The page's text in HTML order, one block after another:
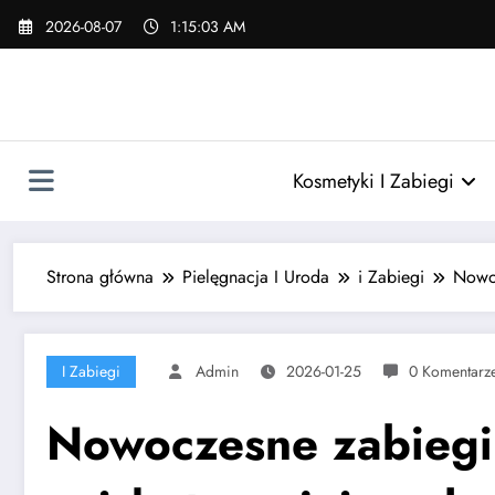
Skip
2026-08-07 1:15:05 AM
Kosmetyki I Zabiegi
Strona główna Pielęgnacja I Uroda i Zabiegi
I Zabiegi Admin 2026-01-25 0
Nowoczesne